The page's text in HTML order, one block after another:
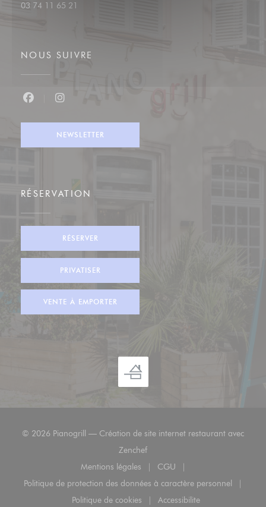
03 74 11 65 21
NOUS SUIVRE
NEWSLETTER
RÉSERVATION
RÉSERVER
PRIVATISER
VENTE À EMPORTER
© 2026 Pianogrill — Création de site internet restaurant avec
Zenchef((ouvre une nouvelle fenêtre))
Mentions légales
((ouvre une nouvelle fenêtre))
CGU
((ouvre une nouvelle
Politique de protection des données à caractère personnel
((ouvre une nouvelle fenêtre))
Politique de cookies
Accessibilite